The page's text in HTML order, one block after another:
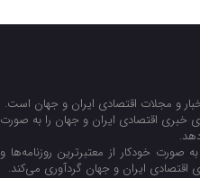
و مجلات اقتصادی ایران و جهان است.
خبری اقتصادی ایران و جهان را به صورت
صورت خودکار از معتبرترین روزنامه‌ها و
اقتصادی ایران و جهان گردآوری می‌کند.